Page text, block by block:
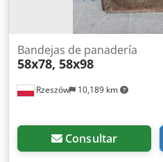
Rzeszów 10,189 km
Bandejas de panadería
58x78, 58x98
Consultar